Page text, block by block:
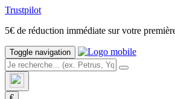
Trustpilot
5€ de réduction immédiate sur votre
Toggle navigation